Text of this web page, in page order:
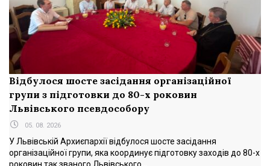
Відбулося шосте засідання організаційної
групи з підготовки до 80-х роковин
Львівського псевдособору
05. 08. 2026
У Львівській Архиєпархії відбулося шосте засідання
організаційної групи, яка координує підготовку заходів до 80-х